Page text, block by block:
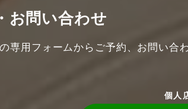
お問い合わせ
専用フォームからご予約、お問い合
個人